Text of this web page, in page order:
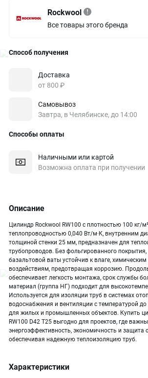
Rockwool
Все товары этого бренда
Способ получения
Доставка
от 800 ₽
Самовывоз
Завтра, в Челябинске, до 14:00
Способы оплаты
Наличными или картой
Возможна оплата при получении
Описание
Цилиндр Rockwool RW100 с плотностью 100 кг/
теплопроводностью 0,040 Вт/м·К, внутренним
толщиной стенки 25 мм, предназначен для
трубопроводов. Без фольгированного
базальтовой ваты устойчив к влаге,
воздействиям, предотвращая коррозию.
обеспечивает легкость монтажа, срок службы
материал (группа НГ) подходит для
Используется для изоляции труб в системах
водоснабжения и вентиляции с температурой до
для жилых и промышленных объектов. Купить
RW100 D42 T25 выгодно для проектов, где важны
энергоэффективность, экономичность и защита
обеспечивая надежную теплоизоляцию труб.
Характеристики